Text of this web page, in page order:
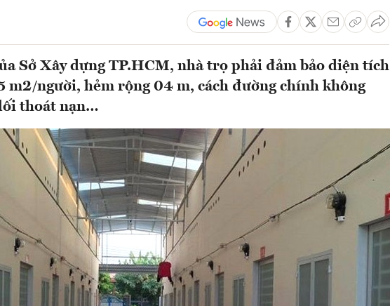
Sở Xây dựng TP.HCM, nhà trọ phải đảm bảo diện tích
m2/người, hẻm rộng 04 m, cách đường chính không
thoát nạn…